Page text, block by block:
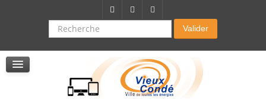
Recherche Valider
La résidence autonomie
Service de soins infirmers à domicile
Service d'aide à domicile
Pole multi services accompagnement seniors